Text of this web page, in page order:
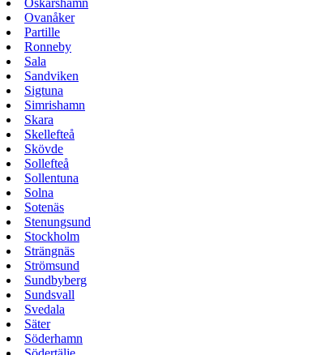
Oskarshamn
Ovanåker
Partille
Ronneby
Sala
Sandviken
Sigtuna
Simrishamn
Skara
Skellefteå
Skövde
Sollefteå
Sollentuna
Solna
Sotenäs
Stenungsund
Stockholm
Strängnäs
Strömsund
Sundbyberg
Sundsvall
Svedala
Säter
Söderhamn